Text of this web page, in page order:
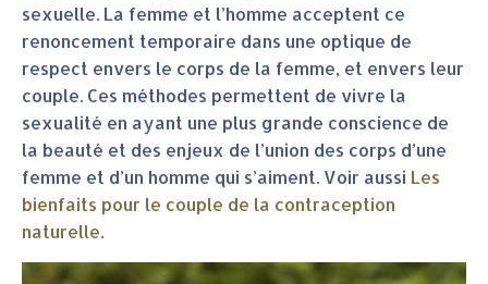
sexuelle. La femme et l’homme acceptent ce
renoncement temporaire dans une optique de
respect envers le corps de la femme, et envers leur
couple. Ces méthodes permettent de vivre la
sexualité en ayant une plus grande conscience de
la beauté et des enjeux de l’union des corps d’une
femme et d’un homme qui s’aiment. Voir aussi Les
bienfaits pour le couple de la contraception
naturelle.